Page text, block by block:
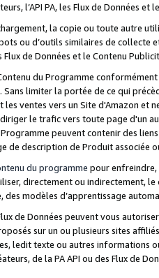
l’API PA, les Flux de Données
la copie ou toute autre
ou d’outils similaires de
Flux de Données et le Contenu
du Programme
limiter la portée de ce qui
ventes vers un Site d'Amazon et
le trafic vers toute page d'un
peuvent contenir des
de description de Produit associée
du programme pour
directement ou indirectement,
modèles d’apprentissage
Flux de Données peuvent vous
sur un ou plusieurs sites
ledit texte ou autres informations
de la PA API ou des Flux de